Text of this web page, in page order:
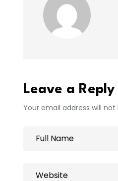
Leave a Reply
Your email address will